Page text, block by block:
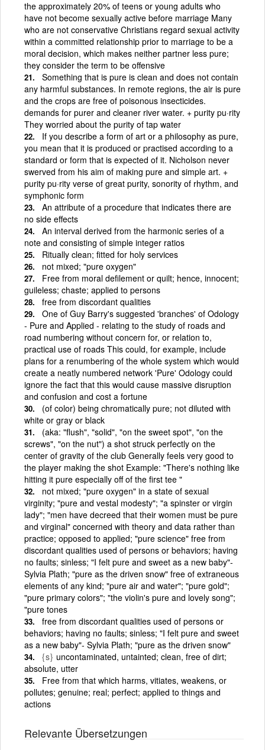
the approximately 20% of teens or young adults who
have not become sexually active before marriage Many
who are not conservative Christians regard sexual activity
within a committed relationship prior to marriage to be a
moral decision, which makes neither partner less pure;
they consider the term to be offensive
Something that is pure is clean and does not contain
any harmful substances. In remote regions, the air is pure
and the crops are free of poisonous insecticides.
demands for purer and cleaner river water. + purity pu·rity
They worried about the purity of tap water
If you describe a form of art or a philosophy as pure,
you mean that it is produced or practised according to a
standard or form that is expected of it. Nicholson never
swerved from his aim of making pure and simple art. +
purity pu·rity verse of great purity, sonority of rhythm, and
symphonic form
An attribute of a procedure that indicates there are
no side effects
An interval derived from the harmonic series of a
note and consisting of simple integer ratios
Ritually clean; fitted for holy services
not mixed; "pure oxygen"
Free from moral defilement or quilt; hence, innocent;
guileless; chaste; applied to persons
free from discordant qualities
One of Guy Barry's suggested 'branches' of Odology
- Pure and Applied - relating to the study of roads and
road numbering without concern for, or relation to,
practical use of roads This could, for example, include
plans for a renumbering of the whole system which would
create a neatly numbered network 'Pure' Odology could
ignore the fact that this would cause massive disruption
and confusion and cost a fortune
(of color) being chromatically pure; not diluted with
white or gray or black
(aka: "flush", "solid", "on the sweet spot", "on the
screws", "on the nut") a shot struck perfectly on the
center of gravity of the club Generally feels very good to
the player making the shot Example: "There's nothing like
hitting it pure especially off of the first tee "
not mixed; "pure oxygen" in a state of sexual
virginity; "pure and vestal modesty"; "a spinster or virgin
lady"; "men have decreed that their women must be pure
and virginal" concerned with theory and data rather than
practice; opposed to applied; "pure science" free from
discordant qualities used of persons or behaviors; having
no faults; sinless; "I felt pure and sweet as a new baby"-
Sylvia Plath; "pure as the driven snow" free of extraneous
elements of any kind; "pure air and water"; "pure gold";
"pure primary colors"; "the violin's pure and lovely song";
"pure tones
free from discordant qualities used of persons or
behaviors; having no faults; sinless; "I felt pure and sweet
as a new baby"- Sylvia Plath; "pure as the driven snow"
{s} uncontaminated, untainted; clean, free of dirt;
absolute, utter
Free from that which harms, vitiates, weakens, or
pollutes; genuine; real; perfect; applied to things and
actions
Relevante Übersetzungen